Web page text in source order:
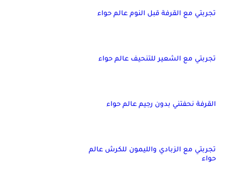
تجربتي مع القرفة قبل النوم عالم حواء
تجربتي مع الشعير للتنحيف عالم حواء
القرفة نحفتني بدون رجيم عالم حواء
تجربتي مع الزبادي والليمون للكرش عالم
حواء